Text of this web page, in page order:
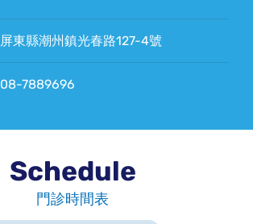
屏東縣潮州鎮光春路127-4號
08-7889696
Schedule
門診時間表